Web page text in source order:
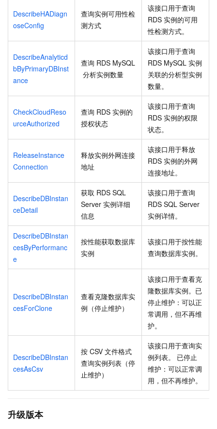
DescribeHADiagn
oseConfig
查询实例可用性检
测方式
该接口用于查询
RDS 实例的可用
性检测方式。
DescribeAnalyticd
bByPrimaryDBInst
ance
查询 RDS MySQL
分析实例数量
该接口用于查询
RDS MySQL 实例
关联的分析型实例
数量。
CheckCloudReso
urceAuthorized
查询 RDS 实例的
授权状态
该接口用于查询
RDS 实例的权限
状态。
ReleaseInstance
Connection
释放实例外网连接
地址
该接口用于释放
RDS 实例的外网
连接地址。
DescribeDBInstan
ceDetail
获取 RDS SQL
Server 实例详细
信息
该接口用于查询
RDS SQL Server
实例详情。
DescribeDBInstan
cesByPerformanc
e
按性能获取数据库
实例
该接口用于按性能
查询数据库实例。
DescribeDBInstan
cesForClone
查看克隆数据库实
例（停止维护）
该接口用于查看克
隆数据库实例。已
停止维护：可以正
常调用，但不再维
护。
DescribeDBInstan
cesAsCsv
按 CSV 文件格式
查询实例列表（停
止维护）
该接口用于查询实
例列表。 已停止
维护：可以正常调
用，但不再维护。
升级版本